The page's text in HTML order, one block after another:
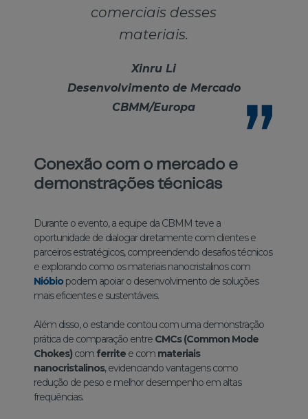
comerciais desses
materiais.
Xinru Li
Desenvolvimento de Mercado
CBMM/Europa
Conexão com o mercado e
demonstrações técnicas
Durante o evento, a equipe da CBMM teve a
oportunidade de dialogar diretamente com clientes e
parceiros estratégicos, compreendendo desafios técnicos
e explorando como os materiais nanocristalinos com
Nióbio podem apoiar o desenvolvimento de soluções
mais eficientes e sustentáveis.
Além disso, o estande contou com uma demonstração
prática de comparação entre CMCs (Common Mode
Chokes) com ferrite e com materiais
nanocristalinos, evidenciando vantagens como
redução de peso e melhor desempenho em altas
frequências.